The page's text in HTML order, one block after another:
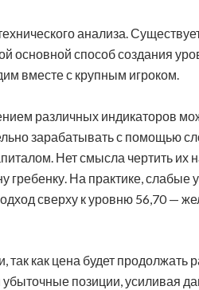
анализа.
основной способ создания
вместе с крупным игроком.
различных индикаторов
зарабатывать с помощью
Нет смысла чертить их
гребенку. На практике, слабые
сверху к уровню 56,70 —
как цена будет продолжать
позиции, усиливая